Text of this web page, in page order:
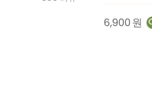
6,900원